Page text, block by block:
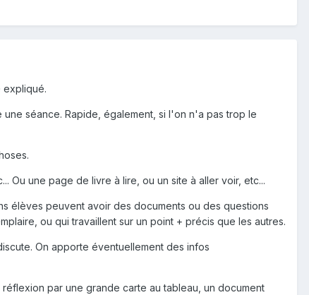
expliqué.
séance. Rapide, également, si l'on n'a pas trop le
Ou une page de livre à lire, ou un site à aller voir, etc...
élèves peuvent avoir des documents ou des questions
ou qui travaillent sur un point + précis que les autres.
On apporte éventuellement des infos
par une grande carte au tableau, un document